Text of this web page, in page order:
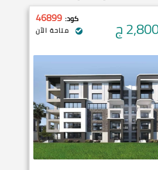
ج كود: 46899
متاحة الآن